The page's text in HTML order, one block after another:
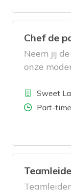
Chef de
Neem jij
onze
BedrijfSweet
Aantal uren
Part-time